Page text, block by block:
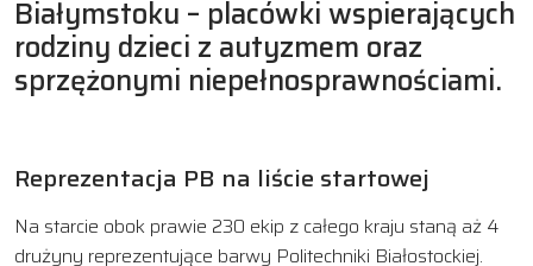
Białymstoku – placówki wspierających
rodziny dzieci z autyzmem oraz
sprzężonymi niepełnosprawnościami.
Reprezentacja PB na liście startowej
Na starcie obok prawie 230 ekip z całego kraju staną aż 4
drużyny reprezentujące barwy Politechniki Białostockiej.